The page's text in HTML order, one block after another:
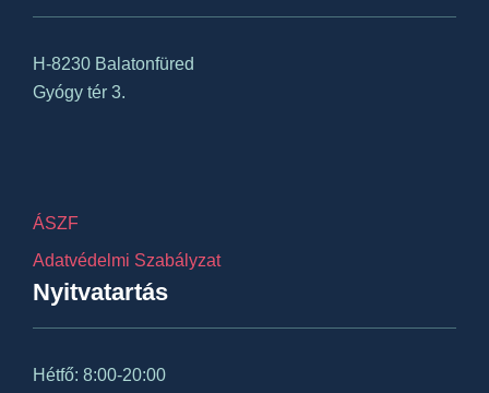
H-8230 Balatonfüred
Gyógy tér 3.
ÁSZF
Adatvédelmi Szabályzat
Nyitvatartás
Hétfő: 8:00-20:00